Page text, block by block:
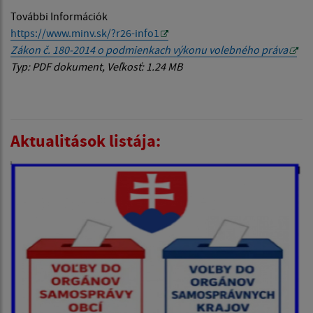
További Információk
https://www.minv.sk/?r26-info1
Zákon č. 180-2014 o podmienkach výkonu volebného práva
Typ: PDF dokument, Veľkosť: 1.24 MB
Aktualitások listája: